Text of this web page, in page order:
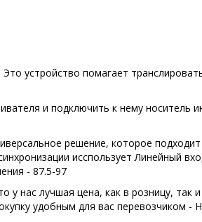
устройство помагает
и подключить к нему
решение, которое
исспользует Линейный
- 87.5-97
нас лучшая цена, как в розницу, так
удобным для вас перевозчиком -